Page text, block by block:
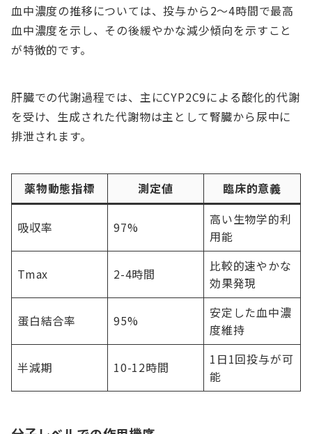
血中濃度の推移については、投与から2〜4時間で最高
血中濃度を示し、その後緩やかな減少傾向を示すこと
が特徴的です。
肝臓での代謝過程では、主にCYP2C9による酸化的代謝
を受け、生成された代謝物は主として腎臓から尿中に
排泄されます。
薬物動態指標 測定値 臨床的意義
吸収率 97%
高い生物学的利
用能
Tmax 2-4時間
比較的速やかな
効果発現
蛋白結合率 95%
安定した血中濃
度維持
半減期 10-12時間
1日1回投与が可
能